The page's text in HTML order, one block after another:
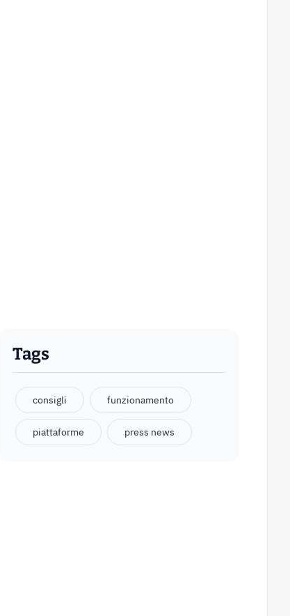
Tags
consigli funzionamento
piattaforme press news